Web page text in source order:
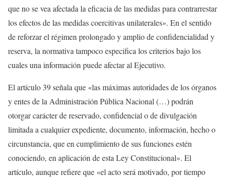
que no se vea afectada la eficacia de las medidas para contrarrestar
los efectos de las medidas coercitivas unilaterales». En el sentido
de reforzar el régimen prolongado y amplio de confidencialidad y
reserva, la normativa tampoco especifica los criterios bajo los
cuales una información puede afectar al Ejecutivo.
El artículo 39 señala que «las máximas autoridades de los órganos
y entes de la Administración Pública Nacional (…) podrán
otorgar carácter de reservado, confidencial o de divulgación
limitada a cualquier expediente, documento, información, hecho o
circunstancia, que en cumplimiento de sus funciones estén
conociendo, en aplicación de esta Ley Constitucional». El
artículo, aunque refiere que «el acto será motivado, por tiempo